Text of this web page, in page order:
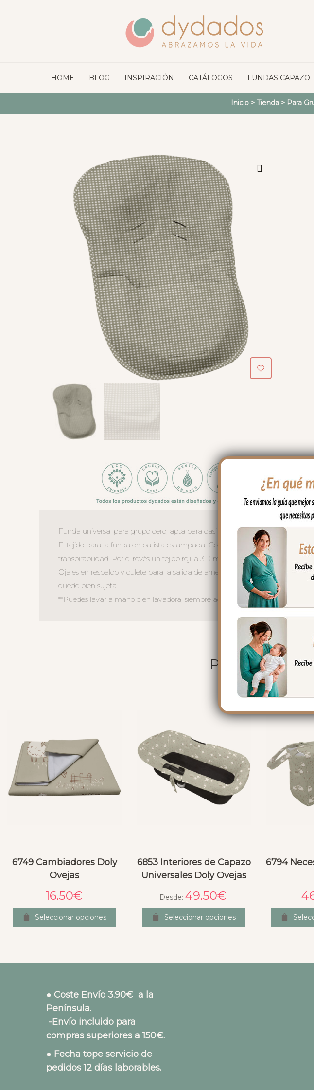
HOME BLOG INSPIRACIÓN CATÁLOGOS FUNDAS CAPAZO
Inicio> Tienda> Para
Funda universal para grupo cero, apta para casi todos los modelos de grupo
El tejido para la funda en batista estampada. Con un relleno de micro fibra
transpirabilidad. Por el revés un tejido rejilla 3D muy consistente para una
Ojales en respaldo y culete para la salida de arneses. Traseras ajustadas
quede bien sujeta.
**Puedes lavar a mano o en lavadora, siempre agua fría, jabones no abrasivos
PRODUCTOS
6749 Cambiadores Doly
Ovejas
16.50€
Seleccionar opciones
6853 Interiores de Capazo
Universales Doly Ovejas
Desde:49.50€
Seleccionar opciones
6794
● Coste Envío 3.90€ a la
Península.
-Envío incluido para
compras superiores a 150€.
● Fecha tope servicio de
pedidos 12 días laborables.